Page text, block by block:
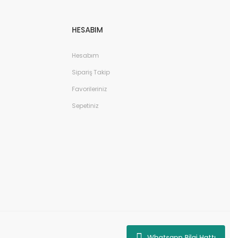
HESABIM
Hesabım
Sipariş Takip
Favorileriniz
Sepetiniz